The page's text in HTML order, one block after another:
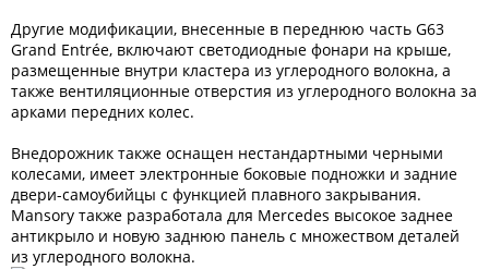
Другие модификации, внесенные в переднюю часть G63
Grand Entrée, включают светодиодные фонари на крыше,
размещенные внутри кластера из углеродного волокна, а
также вентиляционные отверстия из углеродного волокна за
арками передних колес.
Внедорожник также оснащен нестандартными черными
колесами, имеет электронные боковые подножки и задние
двери-самоубийцы с функцией плавного закрывания.
Mansory также разработала для Mercedes высокое заднее
антикрыло и новую заднюю панель с множеством деталей
из углеродного волокна.